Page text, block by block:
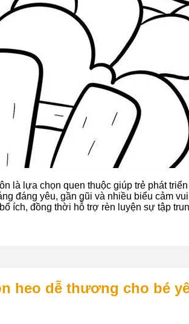
là lựa chọn quen thuộc giúp trẻ phát
đáng yêu, gần gũi và nhiều biểu cảm
ích, đồng thời hỗ trợ rèn luyện sự tập
heo dễ thương cho bé